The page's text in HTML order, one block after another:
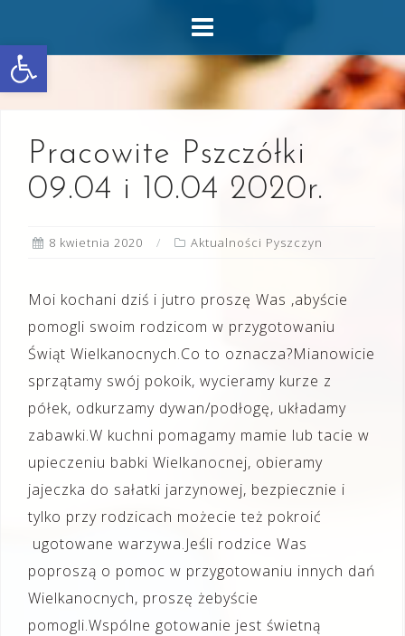
Otwórz pasek narzędzi
content
Pracowite Pszczółki
09.04 i 10.04 2020r.
8 kwietnia 2020 Aktualności Pyszczyn
Moi kochani dziś i jutro proszę Was ,abyście
pomogli swoim rodzicom w przygotowaniu
Świąt Wielkanocnych.Co to oznacza?Mianowicie
sprzątamy swój pokoik, wycieramy kurze z
półek, odkurzamy dywan/podłogę, układamy
zabawki.W kuchni pomagamy mamie lub tacie w
upieczeniu babki Wielkanocnej, obieramy
jajeczka do sałatki jarzynowej, bezpiecznie i
tylko przy rodzicach możecie też pokroić
ugotowane warzywa.Jeśli rodzice Was
poproszą o pomoc w przygotowaniu innych dań
Wielkanocnych, proszę żebyście
pomogli.Wspólne gotowanie jest świetną